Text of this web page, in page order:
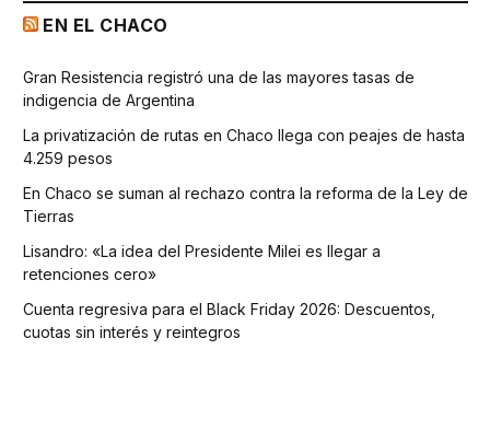
EN EL CHACO
Gran Resistencia registró una de las mayores tasas de
indigencia de Argentina
La privatización de rutas en Chaco llega con peajes de hasta
4.259 pesos
En Chaco se suman al rechazo contra la reforma de la Ley de
Tierras
Lisandro: «La idea del Presidente Milei es llegar a
retenciones cero»
Cuenta regresiva para el Black Friday 2026: Descuentos,
cuotas sin interés y reintegros